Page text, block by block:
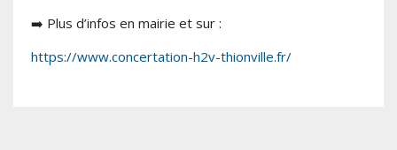
➡️ Plus d’infos en mairie et sur :
https://www.concertation-h2v-thionville.fr/